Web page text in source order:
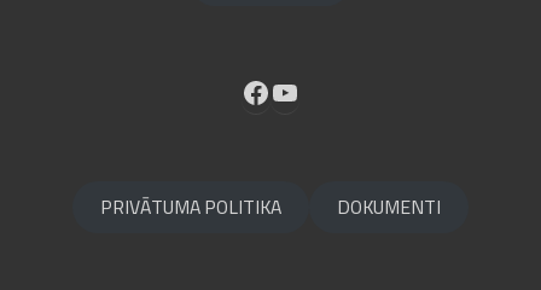
Facebook
YouTube
PRIVĀTUMA POLITIKA DOKUMENTI